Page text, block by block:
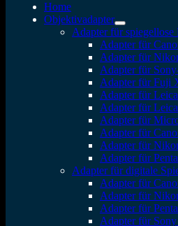
Home
Objektivadapter
Adapter für spiegellose
Adapter für
Adapter für
Adapter für
Adapter für Fuji
Adapter für
Adapter für
Adapter für
Adapter für
Adapter für
Adapter für
Adapter für digitale
Adapter für
Adapter für
Adapter für
Adapter für